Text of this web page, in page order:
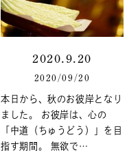
2020.9.20
2020/09/20
本日から、秋のお彼岸となり
ました。 お彼岸は、心の
「中道（ちゅうどう）」を目
指す期間。 無欲で…